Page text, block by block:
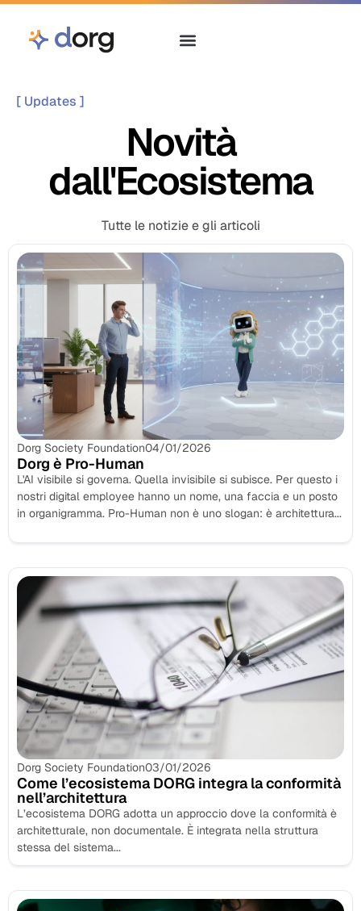
[ Updates ]
Novità
dall'Ecosistema
Tutte le notizie e gli articoli
Dorg Society Foundation04/01/2026
Dorg è Pro-Human
L'AI visibile si governa. Quella invisibile si subisce. Per questo i
nostri digital employee hanno un nome, una faccia e un posto
in organigramma. Pro-Human non è uno slogan: è architettura...
Dorg Society Foundation03/01/2026
Come l’ecosistema DORG integra la conformità
nell’architettura
L’ecosistema DORG adotta un approccio dove la conformità è
architetturale, non documentale. È integrata nella struttura
stessa del sistema...